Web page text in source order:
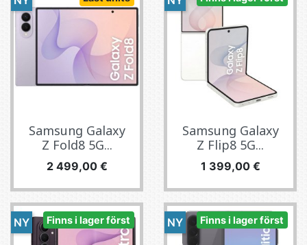
Samsung Galaxy
Z Fold8 5G...
Pris
2 499,00 €
Samsung Galaxy
Z Flip8 5G...
Pris
1 399,00 €
Finns i lager först
NY Finns i lager först
NY